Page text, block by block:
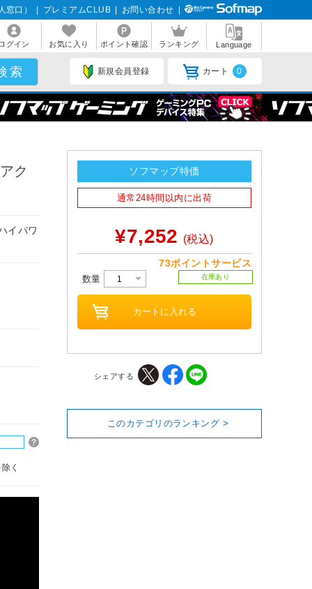
窓口） プレミアムCLUB お問い合わせ
ログイン お気に入り ポイント確認 ランキング Language
新規会員登録 カート 0
ク
イパワ
く
ソフマップ特価
通常24時間以内に出荷
¥7,252 (税込)
73ポイントサービス
数量 在庫あり
シェアする
このカテゴリのランキング >